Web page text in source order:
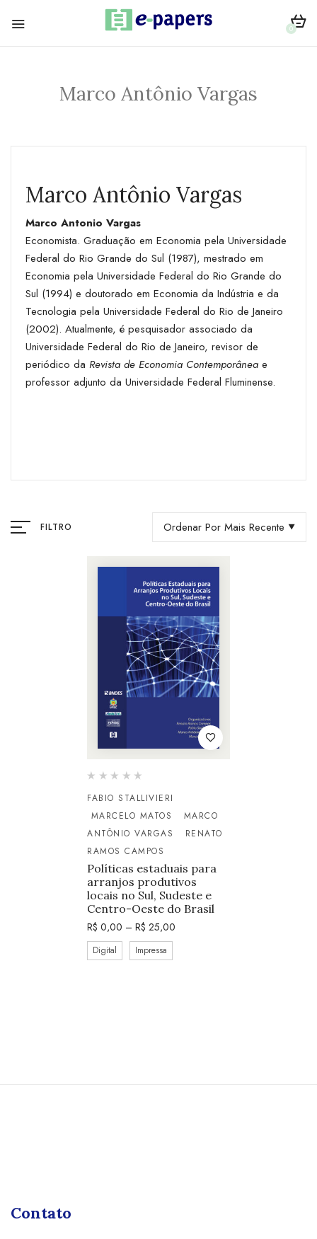
0
Marco Antônio Vargas
Marco Antônio Vargas
Marco Antonio Vargas
Economista. Graduação em Economia pela Universidade
Federal do Rio Grande do Sul (1987), mestrado em
Economia pela Universidade Federal do Rio Grande do
Sul (1994) e doutorado em Economia da Indústria e da
Tecnologia pela Universidade Federal do Rio de Janeiro
(2002). Atualmente, é pesquisador associado da
Universidade Federal do Rio de Janeiro, revisor de
periódico da Revista de Economia Contemporânea e
professor adjunto da Universidade Federal Fluminense.
FILTRO Ordenar Por Mais Recente
FABIO STALLIVIERI
MARCELO MATOS
MARCO
ANTÔNIO VARGAS
RENATO
RAMOS CAMPOS
Políticas estaduais para
arranjos produtivos
locais no Sul, Sudeste e
Centro-Oeste do Brasil
R$ 0,00 – R$ 25,00
Digital Impressa
Contato